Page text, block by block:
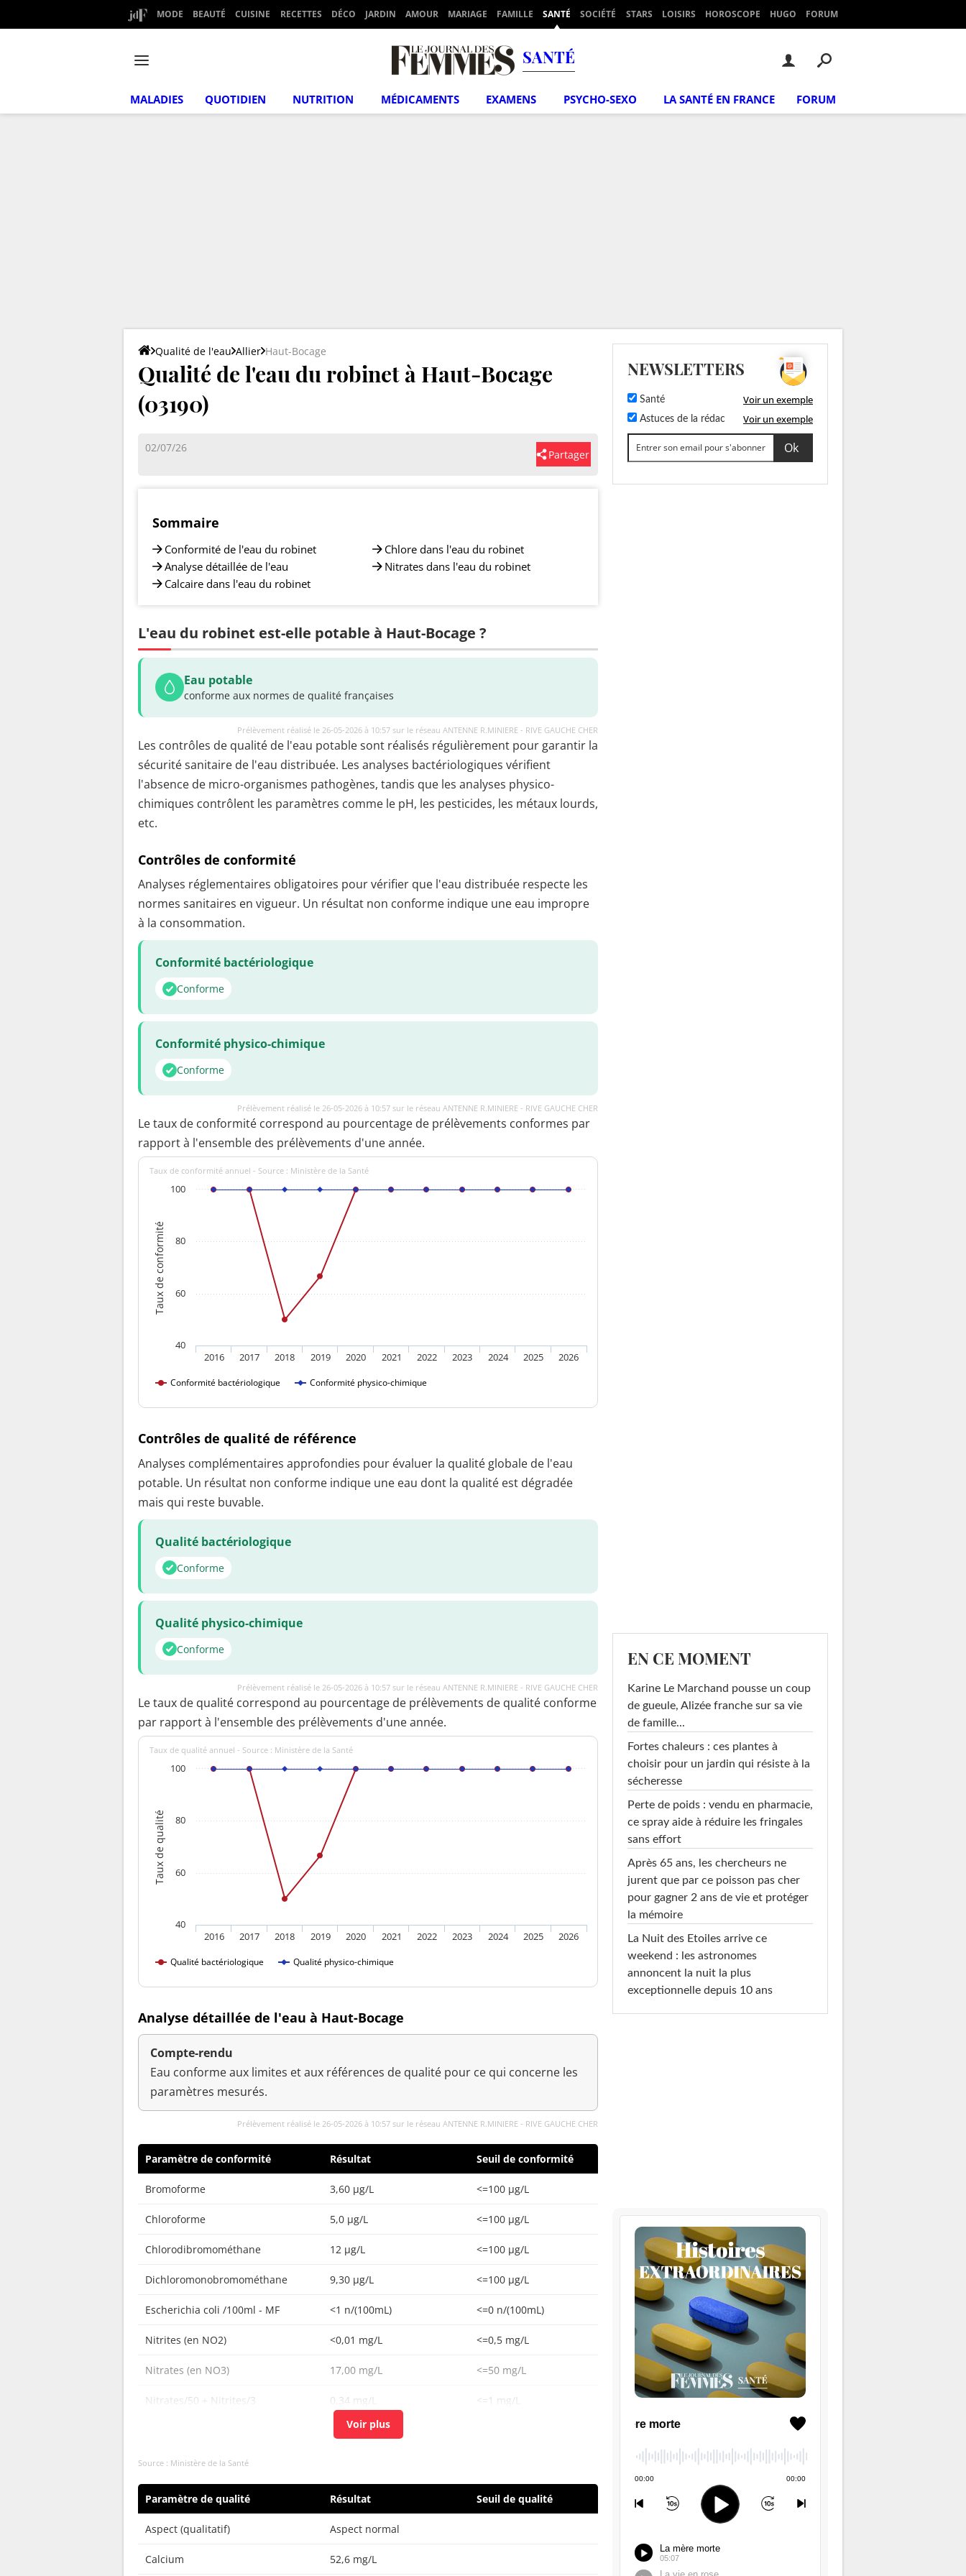
MODE BEAUTÉ CUISINE RECETTES DÉCO JARDIN AMOUR MARIAGE FAMILLE SANTÉ SOCIÉTÉ STARS LOISIRS HOROSCOPE HUGO FORUM
SANTÉ
MALADIES QUOTIDIEN NUTRITION MÉDICAMENTS EXAMENS PSYCHO-SEXO LA SANTÉ EN FRANCE FORUM
Qualité de l'eau Allier Haut-Bocage
Qualité de l'eau du robinet à Haut-Bocage
(03190)
02/07/26
Partager
Sommaire
Conformité de l'eau du robinet
Analyse détaillée de l'eau
Calcaire dans l'eau du robinet
Chlore dans l'eau du robinet
Nitrates dans l'eau du robinet
L'eau du robinet est-elle potable à Haut-Bocage ?
Eau potable
conforme aux normes de qualité françaises
Prélèvement réalisé le 26-05-2026 à 10:57 sur le réseau ANTENNE R.MINIERE - RIVE GAUCHE CHER
Les contrôles de qualité de l'eau potable sont réalisés régulièrement pour garantir la
sécurité sanitaire de l'eau distribuée. Les analyses bactériologiques vérifient
l'absence de micro-organismes pathogènes, tandis que les analyses physico-
chimiques contrôlent les paramètres comme le pH, les pesticides, les métaux lourds,
etc.
Contrôles de conformité
Analyses réglementaires obligatoires pour vérifier que l'eau distribuée respecte les
normes sanitaires en vigueur. Un résultat non conforme indique une eau impropre
à la consommation.
Conformité bactériologique
Conforme
Conformité physico-chimique
Conforme
Prélèvement réalisé le 26-05-2026 à 10:57 sur le réseau ANTENNE R.MINIERE - RIVE GAUCHE CHER
Le taux de conformité correspond au pourcentage de prélèvements conformes par
rapport à l'ensemble des prélèvements d'une année.
Taux de conformité
Taux de conformité annuel - Source : Ministère de la Santé
Conformité bactériologique Conformité physico-chimique
2016 2017 2018 2019 2020 2021 2022 2023 2024 2025 2026
40
60
80
100
Contrôles de qualité de référence
Analyses complémentaires approfondies pour évaluer la qualité globale de l'eau
potable. Un résultat non conforme indique une eau dont la qualité est dégradée
mais qui reste buvable.
Qualité bactériologique
Conforme
Qualité physico-chimique
Conforme
Prélèvement réalisé le 26-05-2026 à 10:57 sur le réseau ANTENNE R.MINIERE - RIVE GAUCHE CHER
Le taux de qualité correspond au pourcentage de prélèvements de qualité conforme
par rapport à l'ensemble des prélèvements d'une année.
Taux de qualité
Taux de qualité annuel - Source : Ministère de la Santé
Qualité bactériologique Qualité physico-chimique
2016 2017 2018 2019 2020 2021 2022 2023 2024 2025 2026
40
60
80
100
Analyse détaillée de l'eau à Haut-Bocage
Compte-rendu
Eau conforme aux limites et aux références de qualité pour ce qui concerne les
paramètres mesurés.
Prélèvement réalisé le 26-05-2026 à 10:57 sur le réseau ANTENNE R.MINIERE - RIVE GAUCHE CHER
Paramètre de conformité Résultat Seuil de conformité
Bromoforme 3,60 µg/L <=100 µg/L
Chloroforme 5,0 µg/L <=100 µg/L
Chlorodibromométhane 12 µg/L <=100 µg/L
Dichloromonobromométhane 9,30 µg/L <=100 µg/L
Escherichia coli /100ml - MF <1 n/(100mL) <=0 n/(100mL)
Nitrites (en NO2) <0,01 mg/L <=0,5 mg/L
Nitrates (en NO3) 17,00 mg/L <=50 mg/L
Nitrates/50 + Nitrites/3 0,34 mg/L <=1 mg/L
<1 n/(100mL)
Trihalométhanes (4 substances)
Source : Ministère de la Santé
Paramètre de qualité Résultat Seuil de qualité
Aspect (qualitatif) Aspect normal
Calcium 52,6 mg/L
NEWSLETTERS
Santé Voir un exemple
Astuces de la rédac Voir un exemple
EN CE MOMENT
Karine Le Marchand pousse un coup
de gueule, Alizée franche sur sa vie
de famille...
Fortes chaleurs : ces plantes à
choisir pour un jardin qui résiste à la
sécheresse
Perte de poids : vendu en pharmacie,
ce spray aide à réduire les fringales
sans effort
Après 65 ans, les chercheurs ne
jurent que par ce poisson pas cher
pour gagner 2 ans de vie et protéger
la mémoire
La Nuit des Etoiles arrive ce
weekend : les astronomes
annoncent la nuit la plus
exceptionnelle depuis 10 ans